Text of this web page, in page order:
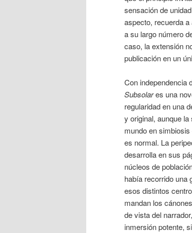
sensación de
aspecto, recuerda
a su largo número
caso, la extensión
publicación en un
Con independencia
Subsolares una
regularidad en una
y original, aunque
mundo en
es normal. La
desarrolla en sus
núcleos de
había recorrido una
esos distintos
mandan los
de vista del
inmersión potente,